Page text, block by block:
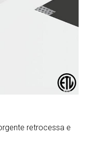
retrocessa e